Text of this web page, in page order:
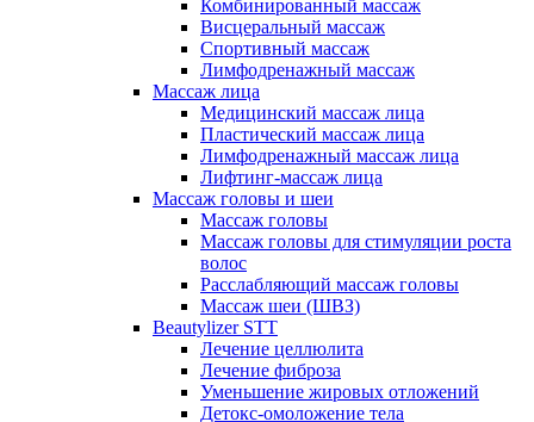
Комбинированный массаж
Висцеральный массаж
Спортивный массаж
Лимфодренажный массаж
Массаж лица
Медицинский массаж лица
Пластический массаж лица
Лимфодренажный массаж лица
Лифтинг-массаж лица
Массаж головы и шеи
Массаж головы
Массаж головы для стимуляции роста
волос
Расслабляющий массаж головы
Массаж шеи (ШВЗ)
Beautylizer STT
Лечение целлюлита
Лечение фиброза
Уменьшение жировых отложений
Детокс-омоложение тела